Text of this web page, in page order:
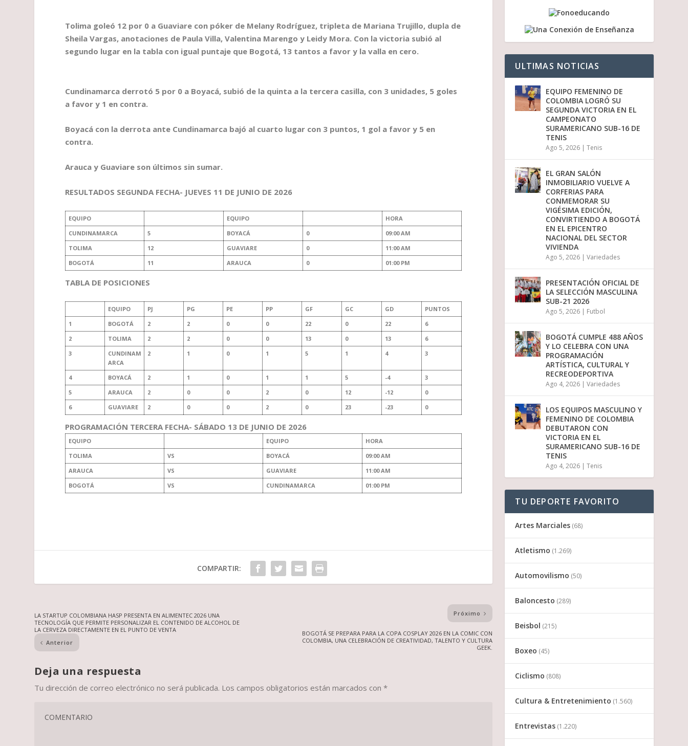
Tolima goleó 12 por 0 a Guaviare con póker de Melany Rodríguez, tripleta de Mariana Trujillo, dupla de
Sheila Vargas, anotaciones de Paula Villa, Valentina Marengo y Leidy Mora. Con la victoria subió al
segundo lugar en la tabla con igual puntaje que Bogotá, 13 tantos a favor y la valla en cero.
Cundinamarca derrotó 5 por 0 a Boyacá, subió de la quinta a la tercera casilla, con 3 unidades, 5 goles
a favor y 1 en contra.
Boyacá con la derrota ante Cundinamarca bajó al cuarto lugar con 3 puntos, 1 gol a favor y 5 en
contra.
Arauca y Guaviare son últimos sin sumar.
RESULTADOS SEGUNDA FECHA- JUEVES 11 DE JUNIO DE 2026
EQUIPO EQUIPO
HORA
CUNDINAMARCA
5 BOYACÁ 0
09:00 AM
TOLIMA
12 GUAVIARE 0
11:00 AM
BOGOTÁ
11 ARAUCA 0 01:00 PM
TABLA DE POSICIONES
EQUIPO PJ PG PE PP GF GC GD
PUNTOS
1
BOGOTÁ 2 2 0 0 22 0 22
6
2
TOLIMA 2 2 0 0 13 0 13
6
3
CUNDINAM
ARCA
2 1 0 1 5 1 4 3
4 BOYACÁ 2 1 0 1 1 5 -4
3
5
ARAUCA 2 0 0 2 0 12 -12
0
6
GUAVIARE 2 0 0 2 0 23 -23 0
PROGRAMACIÓN TERCERA FECHA- SÁBADO 13 DE JUNIO DE 2026
EQUIPO EQUIPO
HORA
TOLIMA
VS BOYACÁ
09:00 AM
ARAUCA
VS GUAVIARE
11:00 AM
BOGOTÁ
VS CUNDINAMARCA 01:00 PM
COMPARTIR:
LA STARTUP COLOMBIANA HASP PRESENTA EN ALIMENTEC 2026 UNA
TECNOLOGÍA QUE PERMITE PERSONALIZAR EL CONTENIDO DE ALCOHOL DE
LA CERVEZA DIRECTAMENTE EN EL PUNTO DE VENTA
Anterior
Próximo
BOGOTÁ SE PREPARA PARA LA COPA COSPLAY 2026 EN LA COMIC CON
COLOMBIA, UNA CELEBRACIÓN DE CREATIVIDAD, TALENTO Y CULTURA
GEEK.
Deja una respuesta
Tu dirección de correo electrónico no será publicada. Los campos obligatorios están marcados con*
a
p
a
u
m
n
r
i
n
i
e
l
o
l
e
n
.
ULTIMAS NOTICIAS
EQUIPO FEMENINO DE
COLOMBIA LOGRÓ SU
SEGUNDA VICTORIA EN EL
CAMPEONATO
SURAMERICANO SUB-16 DE
TENIS
Ago 5, 2026 |Tenis
EL GRAN SALÓN
INMOBILIARIO VUELVE A
CORFERIAS PARA
CONMEMORAR SU
VIGÉSIMA EDICIÓN,
CONVIRTIENDO A BOGOTÁ
EN EL EPICENTRO
NACIONAL DEL SECTOR
VIVIENDA
Ago 5, 2026 |Variedades
PRESENTACIÓN OFICIAL DE
LA SELECCIÓN MASCULINA
SUB-21 2026
Ago 5, 2026 | Futbol
BOGOTÁ CUMPLE 488 AÑOS
Y LO CELEBRA CON UNA
PROGRAMACIÓN
ARTÍSTICA, CULTURAL Y
RECREODEPORTIVA
Ago 4, 2026 |Variedades
LOS EQUIPOS MASCULINO Y
FEMENINO DE COLOMBIA
DEBUTARON CON
VICTORIA EN EL
SURAMERICANO SUB-16 DE
TENIS
Ago 4, 2026 |Tenis
TU DEPORTE FAVORITO
Artes Marciales (68)
Atletismo (1.269)
Automovilismo (50)
Baloncesto (289)
Beisbol (215)
Boxeo (45)
Ciclismo (808)
Cultura & Entretenimiento (1.560)
Entrevistas (1.220)